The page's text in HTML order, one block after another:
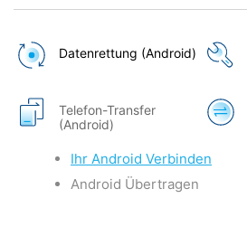
Datenrettung (Android)
Telefon-Transfer
(Android)
Ihr Android Verbinden
Android Übertragen